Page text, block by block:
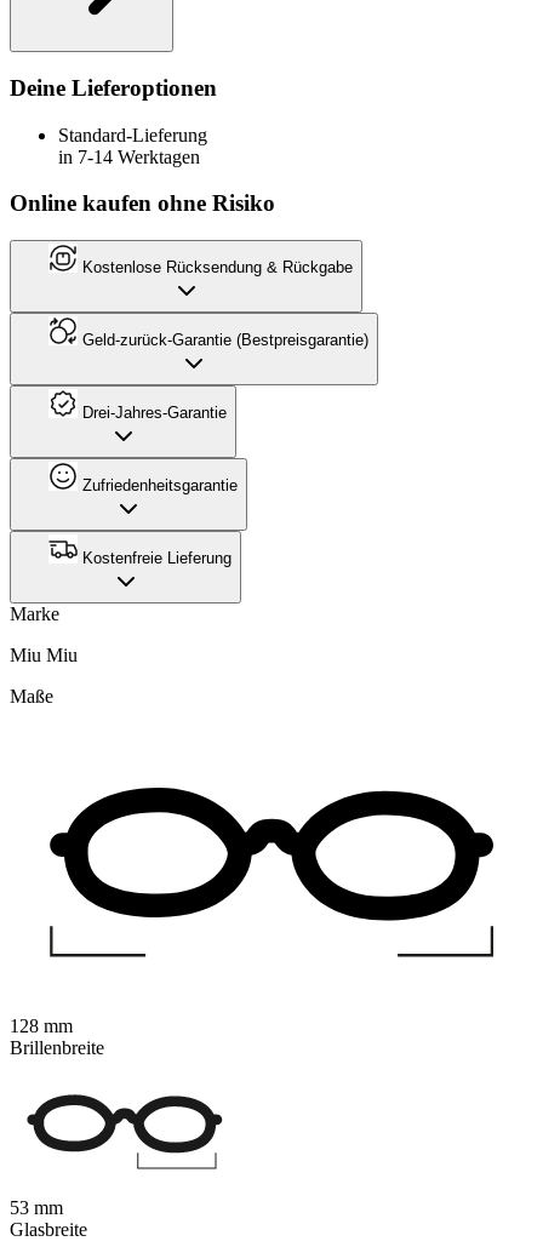
Deine Lieferoptionen
Standard-Lieferung
in 7-14 Werktagen
Online kaufen ohne Risiko
Kostenlose Rücksendung & Rückgabe
Geld-zurück-Garantie (Bestpreisgarantie)
Drei-Jahres-Garantie
Zufriedenheitsgarantie
Kostenfreie Lieferung
Marke
Miu Miu
Maße
128 mm
Brillenbreite
53 mm
Glasbreite